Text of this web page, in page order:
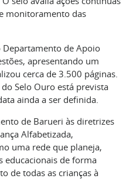
monitoramento das
Departamento de Apoio
apresentando um
cerca de 3.500 páginas.
Selo Ouro está prevista
ainda a ser definida.
de Barueri às diretrizes
Alfabetizada,
uma rede que planeja,
educacionais de forma
de todas as crianças à